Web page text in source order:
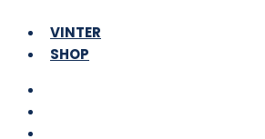
VINTER
SHOP